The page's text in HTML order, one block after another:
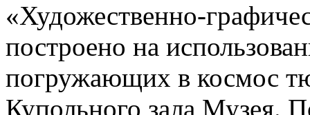
«Художественно-
построено на
погружающих в космос
Купольного зала Музея.